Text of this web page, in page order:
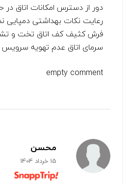
دور از دسترس امکانات اتاق
رعایت نکات بهداشتی
فرش کثیف کف اتاق تخت و
سرمای اتاق عدم تهویه
empty comment
محسن
15 خرداد 1404